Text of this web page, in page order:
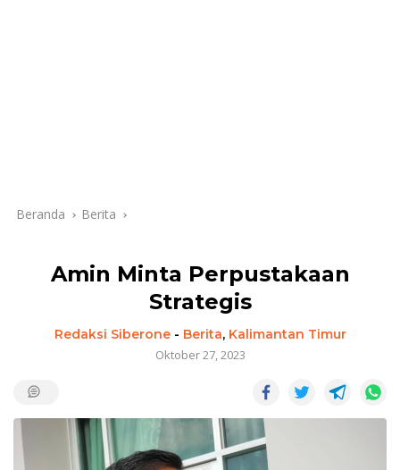
Beranda Berita
Amin Minta Perpustakaan
Strategis
Redaksi Siberone- Berita, Kalimantan Timur
Oktober 27, 2023